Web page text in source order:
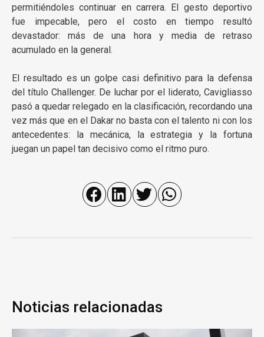
permitiéndoles continuar en carrera. El gesto deportivo
fue impecable, pero el costo en tiempo resultó
devastador: más de una hora y media de retraso
acumulado en la general.
El resultado es un golpe casi definitivo para la defensa
del título Challenger. De luchar por el liderato, Cavigliasso
pasó a quedar relegado en la clasificación, recordando una
vez más que en el Dakar no basta con el talento ni con los
antecedentes: la mecánica, la estrategia y la fortuna
juegan un papel tan decisivo como el ritmo puro.
Noticias relacionadas